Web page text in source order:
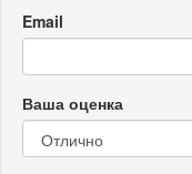
Email
Ваша оценка